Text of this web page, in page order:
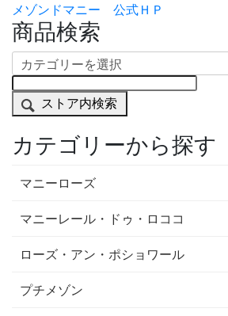
メゾンドマニー 公式ＨＰ
商品検索
ストア内検索
カテゴリーから探す
マニーローズ
マニーレール・ドゥ・ロココ
ローズ・アン・ポショワール
プチメゾン